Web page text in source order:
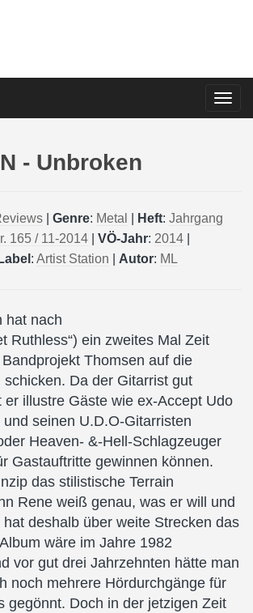
- Unbroken
Genre: Metal Heft: Jahrgang
165 / 11-2014 VÖ-Jahr: 2014
Label : Artist Station Autor: ML
hat nach
Ruthless“) ein zweites Mal Zeit
Thomsen auf die
schicken. Da der Gitarrist gut
er illustre Gäste wie ex-Accept Udo
seinen U.D.O-Gitarristen
Heaven- &-Hell-Schlagzeuger
Gastauftritte gewinnen können.
das stilistische Terrain
Rene weiß genau, was er will und
deshalb über weite Strecken das
wäre im Jahre 1982
vor gut drei Jahrzehnten hätte man
noch mehrere Hördurchgänge für
gegönnt. Doch in der jetzigen Zeit